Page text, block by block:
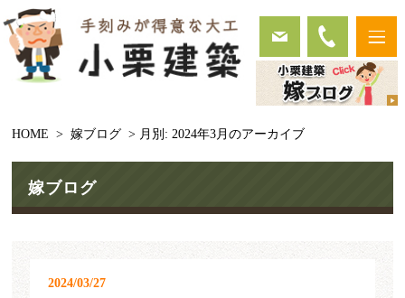
HOME >嫁ブログ > 月別: 2024年3月のアーカイブ
嫁ブログ
2024/03/27